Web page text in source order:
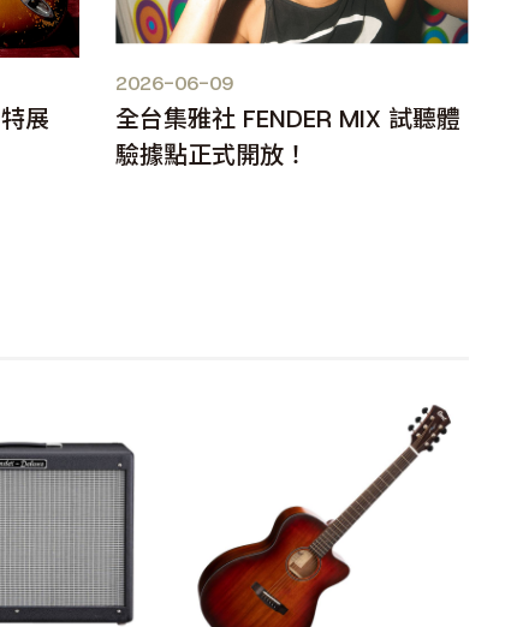
展
2026-06-09
全台集雅社 FENDER MIX 試聽體
驗據點正式開放！